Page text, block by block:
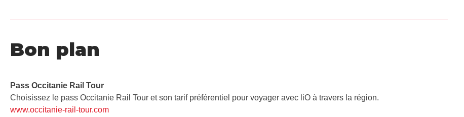
Bon plan
Pass Occitanie Rail Tour​
Choisissez le pass Occitanie Rail Tour et son tarif préférentiel pour voyager avec liO à travers la région.
www.occitanie-rail-tour.com